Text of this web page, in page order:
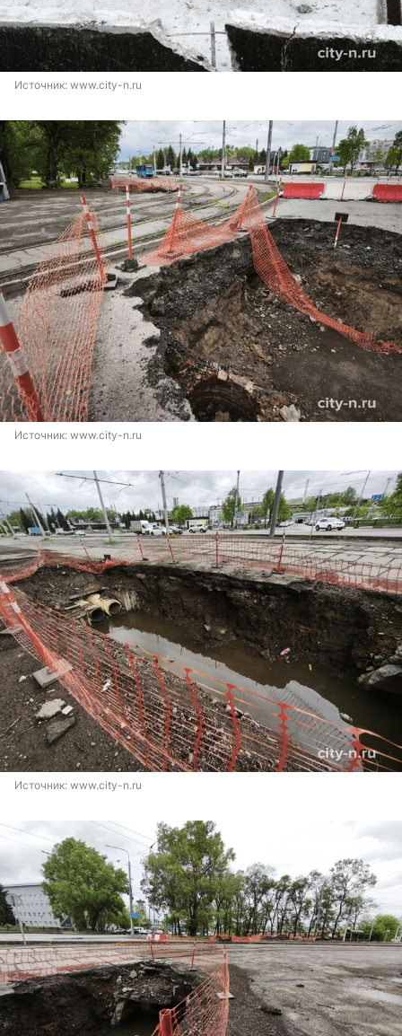
Источник: www.city-n.ru
Источник: www.city-n.ru
Источник: www.city-n.ru